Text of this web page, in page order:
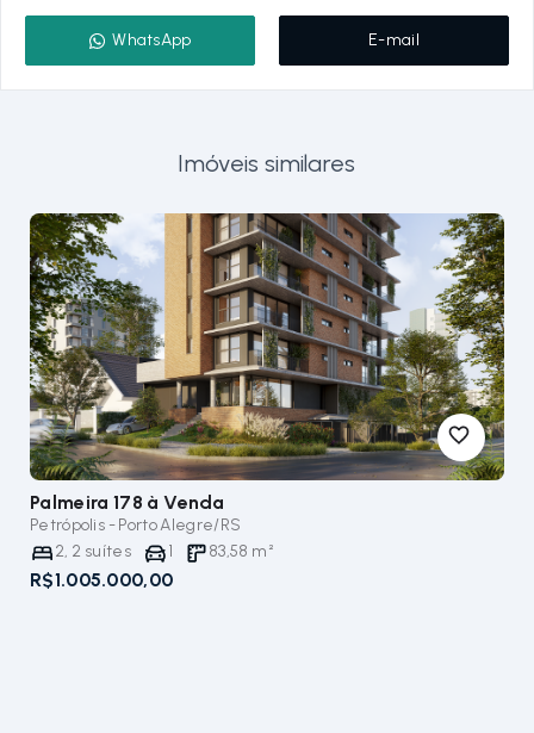
WhatsApp E-mail
Imóveis similares
Palmeira 178 à Venda
Petrópolis - Porto Alegre/RS
2, 2 suítes 1 83,58 m²
R$1.005.000,00